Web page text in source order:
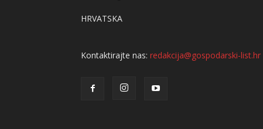
HRVATSKA
Kontaktirajte nas: redakcija@gospodarski-list.hr